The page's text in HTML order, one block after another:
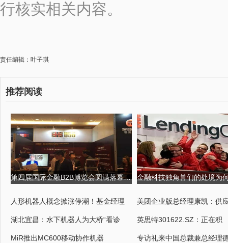
行核实相关内容。
责任编辑：叶子琪
推荐阅读
第四届国际金融B2B博览会圆满落幕,USGFX大放异彩 第四届京剧票友大
人形机器人概念掀涨停潮！基金经理 美团企业版总经理康凯：供
湖北宜昌：水下机器人为大桥“看诊 英思特301622.SZ：正在积
MiR推出MC600移动协作机器 专访礼来中国总裁兼总经理